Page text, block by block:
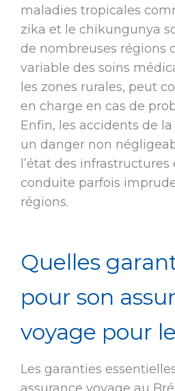
maladies tropicales
zika et le chikungunya
de nombreuses régions
variable des soins
les zones rurales, peut
en charge en cas de
Enfin, les accidents de
un danger non
l’état des
conduite parfois
régions.
Quelles
pour son
voyage pour
Les garanties